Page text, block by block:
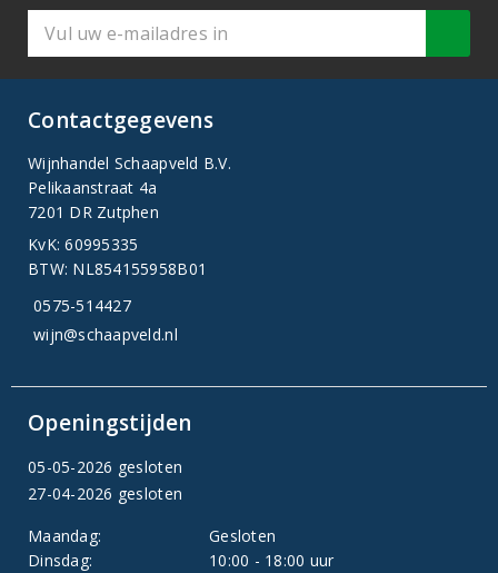
Contactgegevens
Wijnhandel Schaapveld B.V.
Pelikaanstraat 4a
7201 DR Zutphen
KvK: 60995335
BTW: NL854155958B01
0575-514427
wijn@schaapveld.nl
Openingstijden
05-05-2026 gesloten
27-04-2026 gesloten
Maandag:
Gesloten
Dinsdag:
10:00 - 18:00 uur